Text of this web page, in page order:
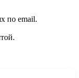
по email.